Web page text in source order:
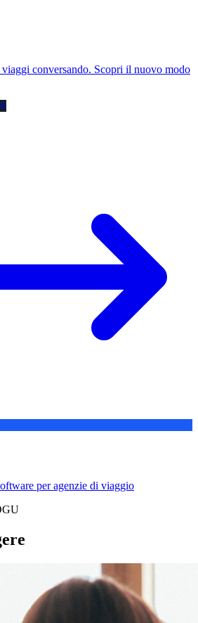
conversando. Scopri il nuovo modo
per agenzie di viaggio